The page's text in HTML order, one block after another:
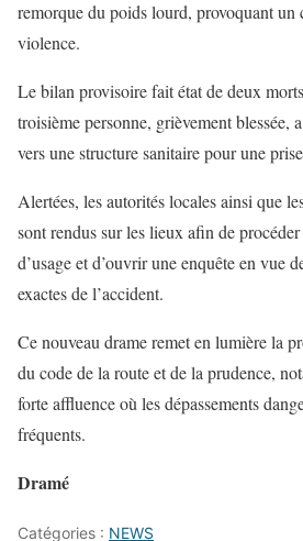
remorque du poids lourd, provoquant un
violence.
Le bilan provisoire fait état de deux
troisième personne, grièvement blessée,
vers une structure sanitaire pour une
Alertées, les autorités locales ainsi que
sont rendus sur les lieux afin de
d’usage et d’ouvrir une enquête en vue
exactes de l’accident.
Ce nouveau drame remet en lumière la
du code de la route et de la prudence,
forte affluence où les dépassements
fréquents.
Dramé
Catégories : NEWS